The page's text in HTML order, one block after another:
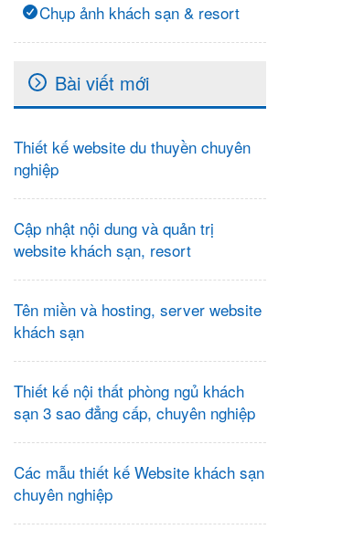
Chụp ảnh khách sạn & resort
Bài viết mới
Thiết kế website du thuyền chuyên
nghiệp
Cập nhật nội dung và quản trị
website khách sạn, resort
Tên miền và hosting, server website
khách sạn
Thiết kế nội thất phòng ngủ khách
sạn 3 sao đẳng cấp, chuyên nghiệp
Các mẫu thiết kế Website khách sạn
chuyên nghiệp